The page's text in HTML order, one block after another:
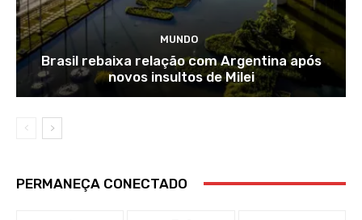
MUNDO
Brasil rebaixa relação com Argentina após
novos insultos de Milei
PERMANEÇA CONECTADO